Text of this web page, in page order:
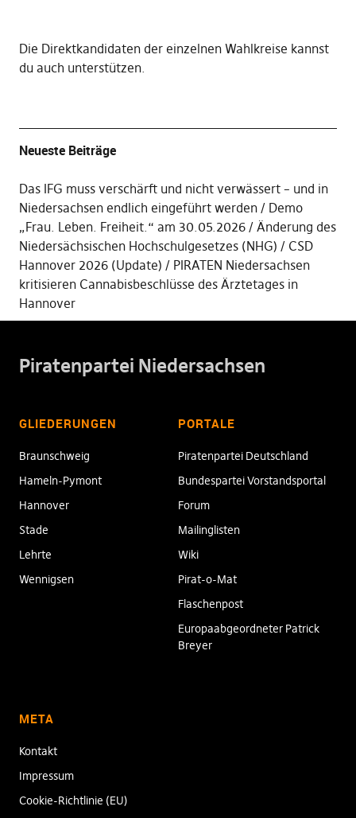
Die Direktkandidaten der einzelnen Wahlkreise kannst
du auch unterstützen.
Neueste Beiträge
Das IFG muss verschärft und nicht verwässert – und in
Niedersachsen endlich eingeführt werden
Demo
„Frau. Leben. Freiheit.“ am 30.05.2026
Änderung des
Niedersächsischen Hochschulgesetzes (NHG)
CSD
Hannover 2026 (Update)
PIRATEN Niedersachsen
kritisieren Cannabisbeschlüsse des Ärztetages in
Hannover
Piratenpartei Niedersachsen
GLIEDERUNGEN
Braunschweig
Hameln-Pymont
Hannover
Stade
Lehrte
Wennigsen
PORTALE
Piratenpartei Deutschland
Bundespartei Vorstandsportal
Forum
Mailinglisten
Wiki
Pirat-o-Mat
Flaschenpost
Europaabgeordneter Patrick
Breyer
META
Kontakt
Impressum
Cookie-Richtlinie (EU)